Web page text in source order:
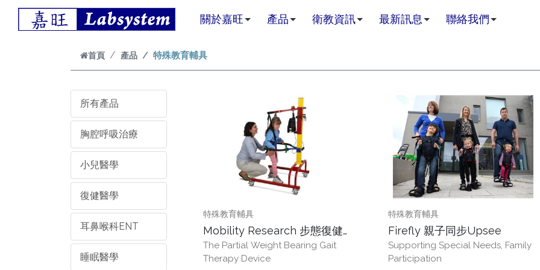
跳到主要內容
關於嘉旺 產品 衛教資訊 最新訊息 聯絡我們
首頁 產品 特殊教育輔具
所有產品
胸腔呼吸治療
小兒醫學
復健醫學
耳鼻喉科ENT
睡眠醫學
特殊教育輔具
Mobility Research 步態復健
輔具 Lite Gait
The Partial Weight Bearing Gait
Therapy Device
特殊教育輔具
Firefly 親子同步Upsee
Supporting Special Needs, Family
Participation